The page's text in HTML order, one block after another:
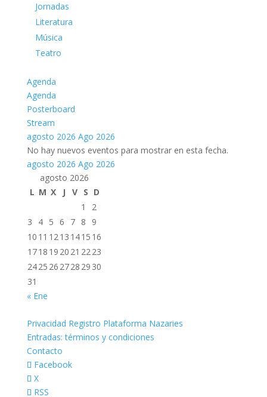
Jornadas
Literatura
Música
Teatro
Agenda
Agenda
Posterboard
Stream
agosto 2026 Ago 2026
No hay nuevos eventos para mostrar en esta fecha.
agosto 2026 Ago 2026
agosto 2026
L M X J V S D
1
2
3
4 5 6 7 8
9
10 11 1213 1415 16
1718 19 20 21 2223
2425 26 2728 29 30
31
« Ene
Privacidad Registro Plataforma Nazaries
Entradas: términos y condiciones
Contacto
Facebook
X
RSS